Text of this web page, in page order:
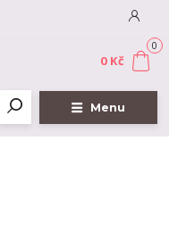
Menu
0
0 Kč